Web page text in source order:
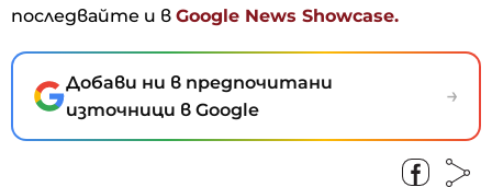
последвайте и в Google News Showcase.
Добави ни в предпочитани
източници в Google
→